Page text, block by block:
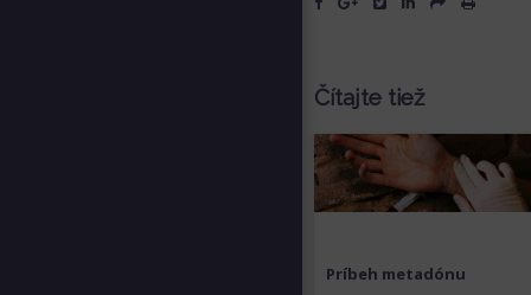
Čítajte tiež
Príbeh metadónu